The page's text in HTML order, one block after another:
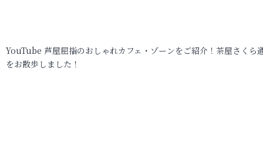
YouTube 芦屋屈指のおしゃれカフェ・ゾーンをご紹介！茶屋さくら
をお散歩しました！